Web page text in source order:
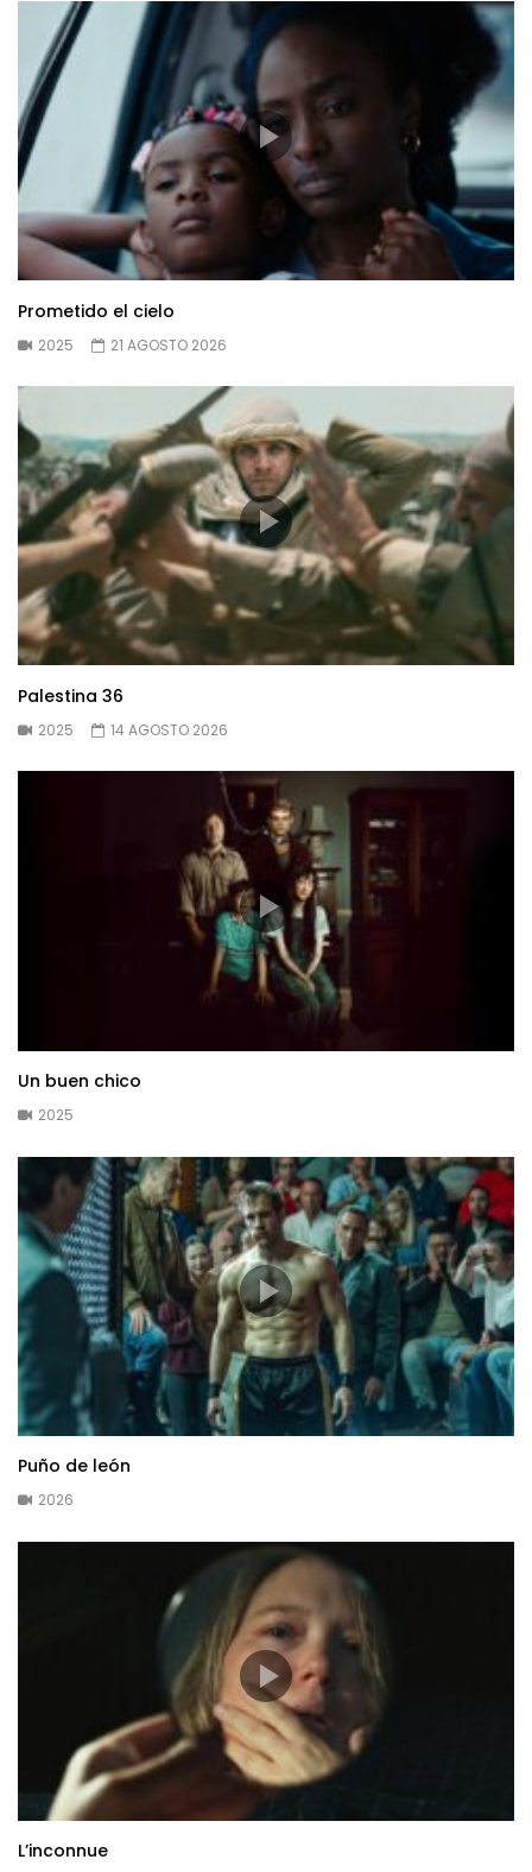
Prometido el cielo
2025 21 AGOSTO 2026
Palestina 36
2025 14 AGOSTO 2026
Un buen chico
2025
Puño de león
2026
L’inconnue